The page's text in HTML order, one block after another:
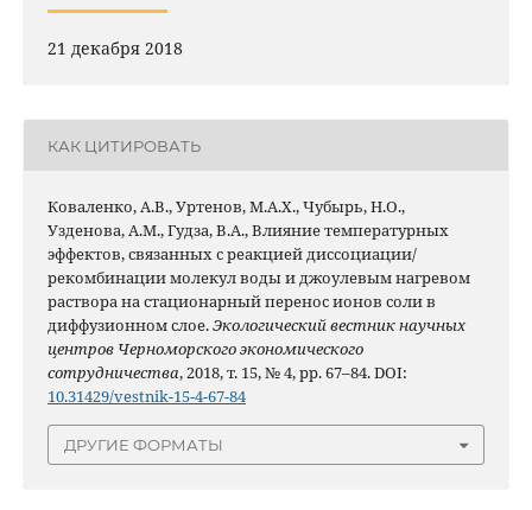
21 декабря 2018
КАК ЦИТИРОВАТЬ
Коваленко, А.В., Уртенов, М.А.Х., Чубырь, Н.О.,
Узденова, А.М., Гудза, В.А., Влияние температурных
эффектов, связанных с реакцией диссоциации/
рекомбинации молекул воды и джоулевым нагревом
раствора на стационарный перенос ионов соли в
диффузионном слое.Экологический вестник научных
центров Черноморского экономического
сотрудничества, 2018, т. 15, № 4, pp. 67–84. DOI:
10.31429/vestnik-15-4-67-84
ДРУГИЕ ФОРМАТЫ